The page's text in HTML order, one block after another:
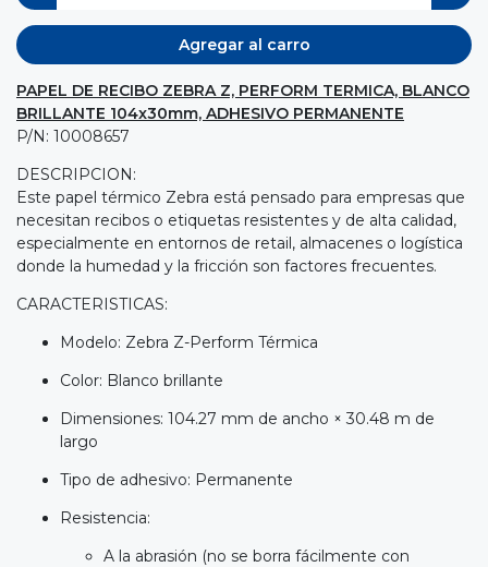
Agregar al carro
PAPEL DE RECIBO ZEBRA Z, PERFORM TERMICA, BLANCO
BRILLANTE 104x30mm, ADHESIVO PERMANENTE
P/N: 10008657
DESCRIPCION:
Este papel térmico Zebra está pensado para empresas que
necesitan recibos o etiquetas resistentes y de alta calidad,
especialmente en entornos de retail, almacenes o logística
donde la humedad y la fricción son factores frecuentes.
CARACTERISTICAS:
Modelo: Zebra Z-Perform Térmica
Color: Blanco brillante
Dimensiones: 104.27 mm de ancho × 30.48 m de
largo
Tipo de adhesivo: Permanente
Resistencia:
A la abrasión (no se borra fácilmente con